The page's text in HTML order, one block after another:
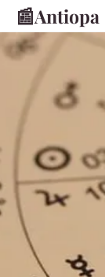
📰Antiopa